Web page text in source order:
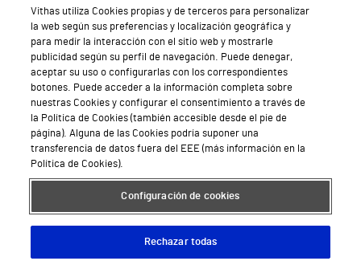
Sobre Vithas
Quiénes somos
Trabajar en Vithas
Teléfono Cita Médica
Teléfono Atención al Cliente
Política de seguridad y salud en el trabajo
Conoce a Supervita
Vithas utiliza Cookies propias y de terceros para personalizar
la web según sus preferencias y localización geográfica y
para medir la interacción con el sitio web y mostrarle
publicidad según su perfil de navegación. Puede denegar,
aceptar su uso o configurarlas con los correspondientes
botones. Puede acceder a la información completa sobre
nuestras Cookies y configurar el consentimiento a través de
la Política de Cookies (también accesible desde el pie de
página). Alguna de las Cookies podría suponer una
transferencia de datos fuera del EEE (más información en la
Política de Cookies).
Configuración de cookies
Rechazar todas